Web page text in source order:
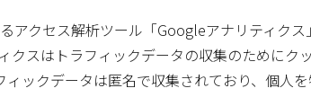
アクセス解析ツール「Googleアナリティクス
クスはトラフィックデータの収集のためにク
ィックデータは匿名で収集されており、個人